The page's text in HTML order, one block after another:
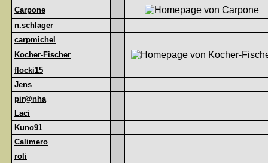
Carpone
n.schlager
carpmichel
Kocher-Fischer
flocki15
Jens
pir@nha
Laci
Kuno91
Calimero
roli